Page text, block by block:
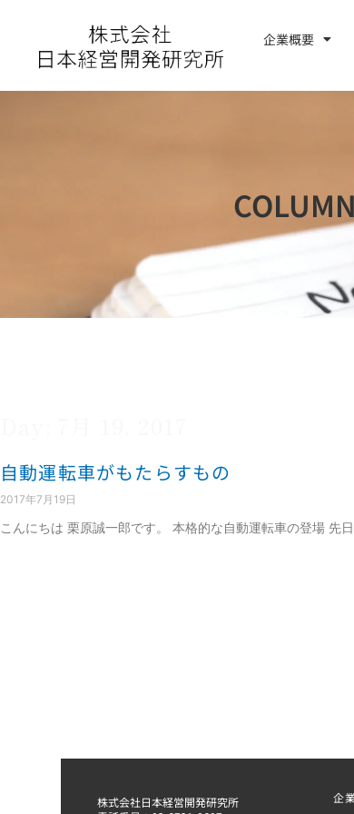
キ
企業概要
お問い合わせ
COLUMN
自動運転車がもたらすもの
2017年7月19日
こんにちは 栗原誠一郎です。 本格的な自動運転車の登場 先
株式会社日本経営開発研究所
企